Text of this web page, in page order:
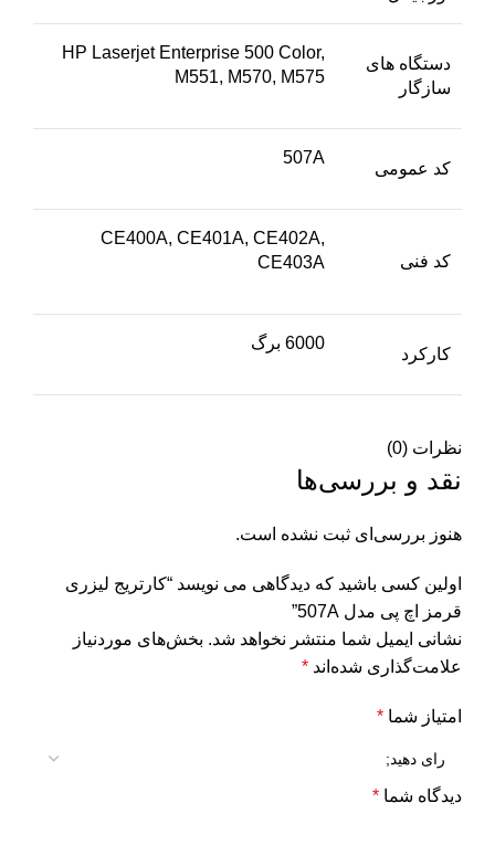
دستگاه های
سازگار
HP Laserjet Enterprise 500 Color,
M551, M570, M575
کد عمومی
507A
کد فنی
CE400A, CE401A, CE402A,
CE403A
کارکرد
6000 برگ
نظرات (0)
نقد و بررسی‌ها
هنوز بررسی‌ای ثبت نشده است.
اولین کسی باشید که دیدگاهی می نویسد “کارتریج لیزری
قرمز اچ پی مدل 507A”
نشانی ایمیل شما منتشر نخواهد شد. بخش‌های موردنیاز
علامت‌گذاری شده‌اند *
امتیاز شما *
دیدگاه شما *